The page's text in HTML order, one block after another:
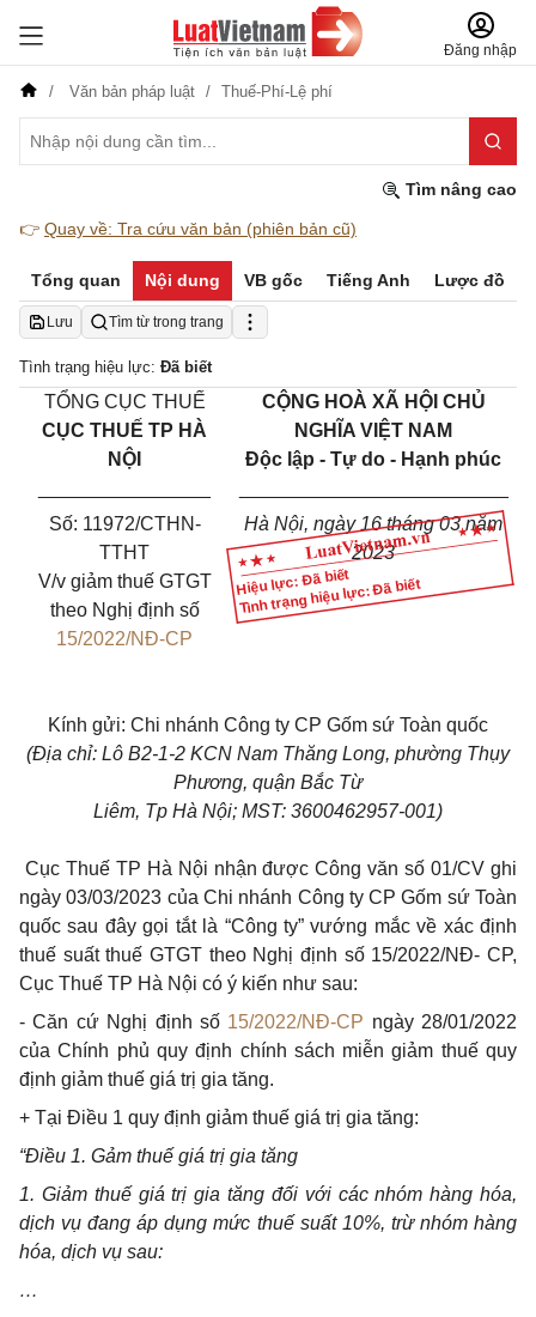
Đăng nhập
Văn bản pháp luật Thuế-Phí-Lệ phí
Tìm nâng cao
👉 Quay về: Tra cứu văn bản (phiên bản cũ)
Tổng quan Nội dung VB gốc Tiếng Anh Lược đồ
Lưu Tìm từ trong trang
Tình trạng hiệu lực: Đã biết
Hiệu lực: Đã biết
Tình trạng hiệu lực: Đã biết
TỔNG CỤC THUẾ
CỤC THU Ế TP HÀ
NỘI
CỘNG HOÀ XÃ HỘI CHỦ
NGHĨA VIỆT NAM
Độc lập - Tự do - Hạnh phúc
Số: 11972/CTHN-
TTHT
V/v giảm thuế GTGT
theo Nghị định số
15/2022/NĐ-CP
Hà Nội, ngày 16tháng03năm
2023
Kính gửi: Chi nhánh Công ty CP Gốm sứ Toàn quốc
(Địa chỉ: Lô B2-1-2 KCN Nam Thăng Long, phường Thụy
Phương, quận Bắc Từ
Liêm, Tp Hà Nội; MST: 3600462957-001)
Cục Thuế TP Hà Nội nhận được Công văn số 01/CV ghi
ngày 03/03/2023 của Chi nhánh Công ty CP Gốm sứ Toàn
quốc sau đây gọi tắt là “Công ty” vướng mắc về xác định
thuế suất thuế GTGT theo Nghị định số 15/2022/NĐ- CP,
Cục Thuế TP Hà Nội có ý kiến như sau:
- Căn cứ Nghị định số 15/2022/NĐ-CP ngày 28/01/2022
của Chính phủ quy định chính sách miễn giảm thuế quy
định giảm thuế giá trị gia tăng.
+ Tại Điều 1 quy định giảm thuế giá trị gia tăng:
“Điều 1. Gảm thuế giá trị gia tăng
1. Giảm thuế giá trị gia tăng đối với các nhóm hàng hóa,
dịch vụ đang áp dụng mức thuế suất 10%, trừ nhóm hàng
hóa, dịch vụ sau:
…